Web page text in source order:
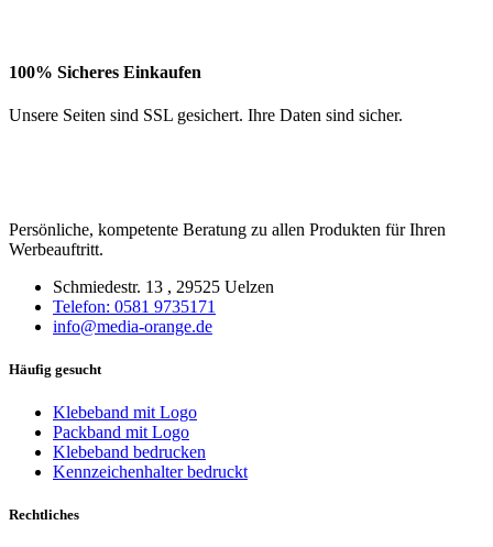
100% Sicheres Einkaufen
Unsere Seiten sind SSL gesichert. Ihre Daten sind sicher.
Persönliche, kompetente Beratung zu allen Produkten für Ihren
Werbeauftritt.
Schmiedestr. 13 , 29525 Uelzen
Telefon: 0581 9735171
info@media-orange.de
Häufig gesucht
Klebeband mit Logo
Packband mit Logo
Klebeband bedrucken
Kennzeichenhalter bedruckt
Rechtliches